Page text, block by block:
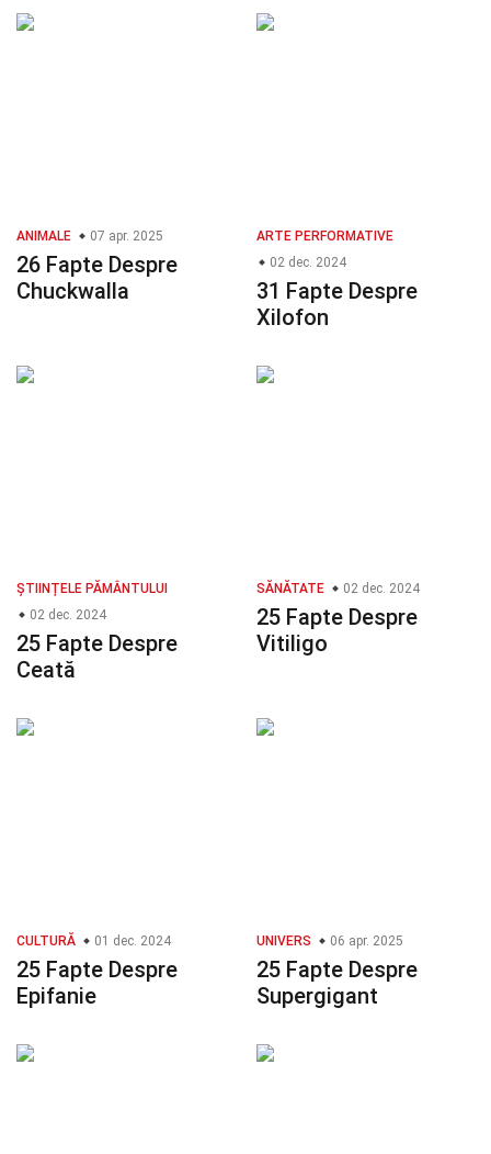
ANIMALE 07 apr. 2025
26 Fapte Despre
Chuckwalla
ARTE PERFORMATIVE
02 dec. 2024
31 Fapte Despre
Xilofon
ȘTIINȚELE PĂMÂNTULUI
02 dec. 2024
25 Fapte Despre
Ceată
SĂNĂTATE 02 dec. 2024
25 Fapte Despre
Vitiligo
CULTURĂ 01 dec. 2024
25 Fapte Despre
Epifanie
UNIVERS 06 apr. 2025
25 Fapte Despre
Supergigant